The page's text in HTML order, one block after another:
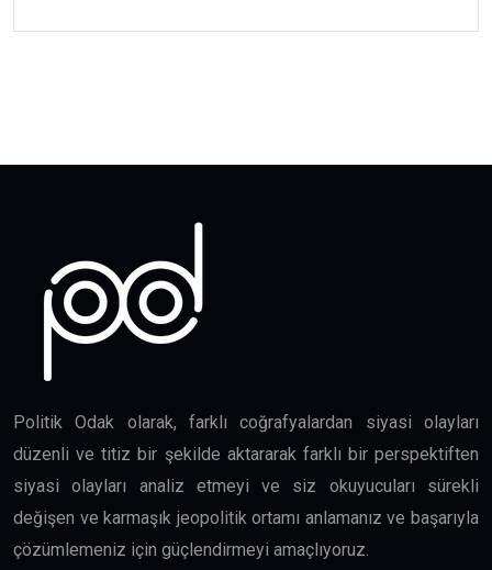
Politik Odak olarak, farklı coğrafyalardan siyasi olayları
düzenli ve titiz bir şekilde aktararak farklı bir perspektiften
siyasi olayları analiz etmeyi ve siz okuyucuları sürekli
değişen ve karmaşık jeopolitik ortamı anlamanız ve başarıyla
çözümlemeniz için güçlendirmeyi amaçlıyoruz.